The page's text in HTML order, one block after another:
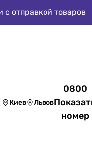
отправкой товаров
Киев Львов
0800
номер